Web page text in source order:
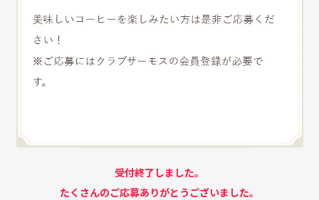
受付終了しました。
たくさんのご応募ありがとうございました。